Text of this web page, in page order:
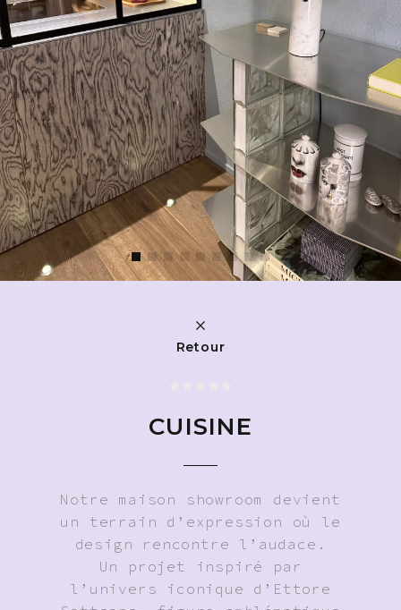
Retour
CUISINE
Notre maison showroom devient
un terrain d’expression où le
design rencontre l’audace.
Un projet inspiré par
l’univers iconique d’Ettore